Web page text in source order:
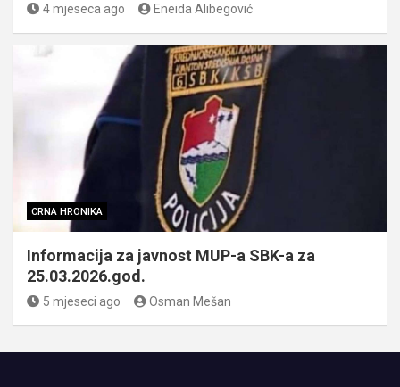
4 mjeseca ago Eneida Alibegović
CRNA HRONIKA
Informacija za javnost MUP-a SBK-a za
25.03.2026.god.
5 mjeseci ago Osman Mešan